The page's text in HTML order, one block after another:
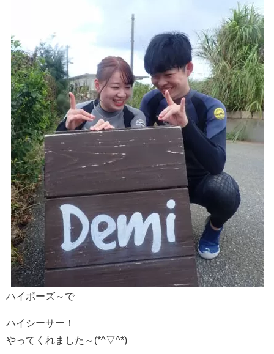
ハイポーズ～で
ハイシーサー！
やってくれました～(*^▽^*)